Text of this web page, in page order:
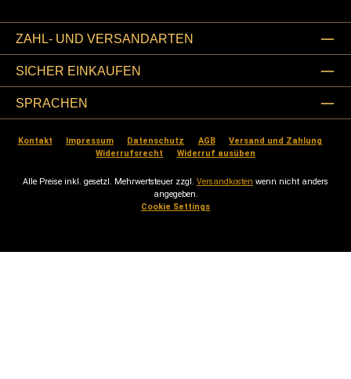
ZAHL- UND VERSANDARTEN
SICHER EINKAUFEN
SPRACHEN
Kontakt Impressum Datenschutz AGB
Versand und Zahlung
Widerrufsrecht
Widerruf ausüben
Alle Preise inkl. gesetzl. Mehrwertsteuer zzgl. Versandkosten wenn nicht anders
angegeben.
Cookie Settings